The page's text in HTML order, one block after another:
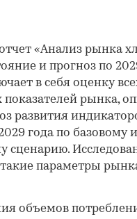
«Анализ рынка
и прогноз по
в себя оценку
рынка,
развития
года по базовому и
сценарию.
параметры
объемов